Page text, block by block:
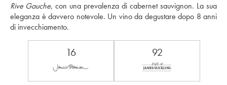
Rive Gauche, con una prevalenza di cabernet sauvignon. La sua
eleganza è davvero notevole. Un vino da degustare dopo 8 anni
di invecchiamento.
16 92